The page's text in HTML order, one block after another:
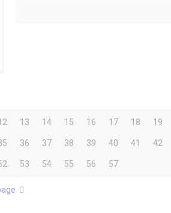
13 14 15 16 17 18 19
36 37 38 39 40 41 42
53 54 55 56 57